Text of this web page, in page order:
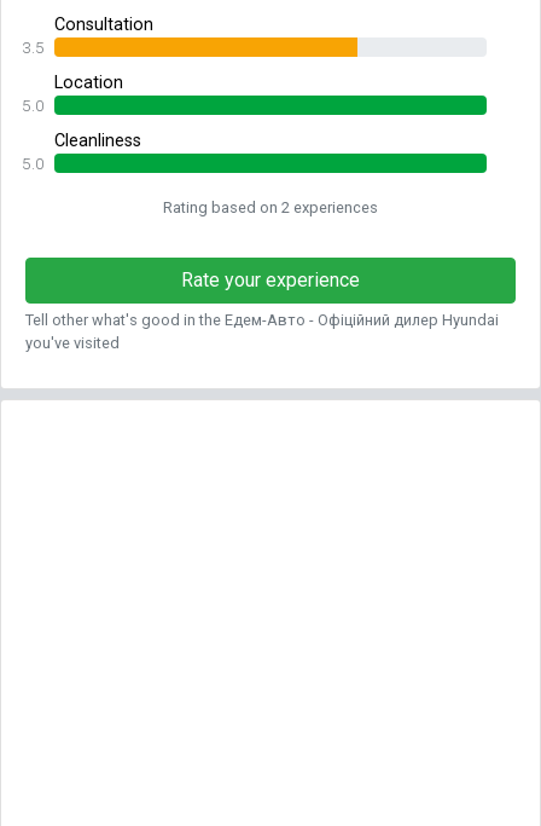
Consultation
3.5
Location
5.0
Cleanliness
5.0
Rating based on 2 experiences
Rate your experience
Tell other what's good in the Едем-Авто - Офіційний дилер Hyundai
you've visited